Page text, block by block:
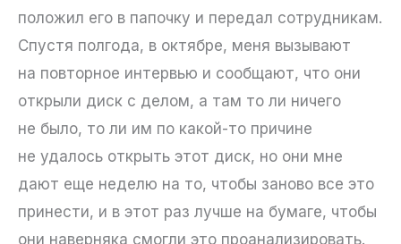
положил его в папочку и передал сотрудникам.
Спустя полгода, в октябре, меня вызывают
на повторное интервью и сообщают, что они
открыли диск с делом, а там то ли ничего
не было, то ли им по какой-то причине
не удалось открыть этот диск, но они мне
дают еще неделю на то, чтобы заново все это
принести, и в этот раз лучше на бумаге, чтобы
они наверняка смогли это проанализировать.